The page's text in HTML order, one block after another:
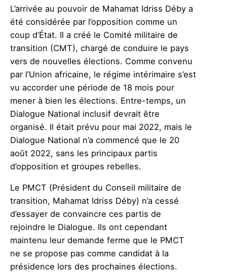
L’arrivée au pouvoir de Mahamat Idriss Déby a
été considérée par l’opposition comme un
coup d’État. Il a créé le Comité militaire de
transition (CMT), chargé de conduire le pays
vers de nouvelles élections. Comme convenu
par l’Union africaine, le régime intérimaire s’est
vu accorder une période de 18 mois pour
mener à bien les élections. Entre-temps, un
Dialogue National inclusif devrait être
organisé. Il était prévu pour mai 2022, mais le
Dialogue National n’a commencé que le 20
août 2022, sans les principaux partis
d’opposition et groupes rebelles.
Le PMCT (Président du Conseil militaire de
transition, Mahamat Idriss Déby) n’a cessé
d’essayer de convaincre ces partis de
rejoindre le Dialogue. Ils ont cependant
maintenu leur demande ferme que le PMCT
ne se propose pas comme candidat à la
présidence lors des prochaines élections.